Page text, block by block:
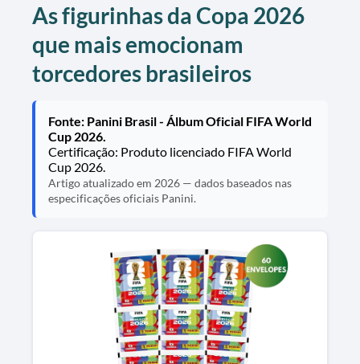
As figurinhas da Copa 2026
que mais emocionam
torcedores brasileiros
Fonte: Panini Brasil - Álbum Oficial FIFA World
Cup 2026.
Certificação: Produto licenciado FIFA World
Cup 2026.
Artigo atualizado em 2026 — dados baseados nas
especificações oficiais Panini.